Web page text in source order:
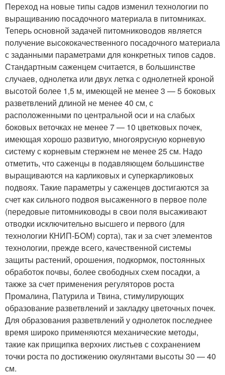
Переход на новые типы садов изменил технологии по
выращиванию посадочного материала в питомниках.
Теперь основной задачей питомниководов является
получение высококачественного посадочного материала
с заданными параметрами для конкретных типов садов.
Стандартным саженцем считается, в большинстве
случаев, однолетка или двух летка с однолетней кроной
высотой более 1,5 м, имеющей не менее 3 — 5 боковых
разветвлений длиной не менее 40 см, с
расположенными по центральной оси и на слабых
боковых веточках не менее 7 — 10 цветковых почек,
имеющая хорошо развитую, многоярусную корневую
систему с корневым стержнем не менее 25 см. Надо
отметить, что саженцы в подавляющем большинстве
выращиваются на карликовых и суперкарликовых
подвоях. Такие параметры у саженцев достигаются за
счет как сильного подвоя высаженного в первое поле
(передовые питомниководы в свои поля высаживают
отводки исключительно высшего и первого (для
технологии КНИП-БОМ) сорта), так и за счет элементов
технологии, прежде всего, качественной системы
защиты растений, орошения, подкормок, постоянных
обработок почвы, более свободных схем посадки, а
также за счет применения регуляторов роста
Промалина, Патурила и Твина, стимулирующих
образование разветвлений и закладку цветочных почек.
Для образования разветвлений у однолеток последнее
время широко применяются механические методы,
такие как прищипка верхних листьев с сохранением
точки роста по достижению окулянтами высоты 30 — 40
см.